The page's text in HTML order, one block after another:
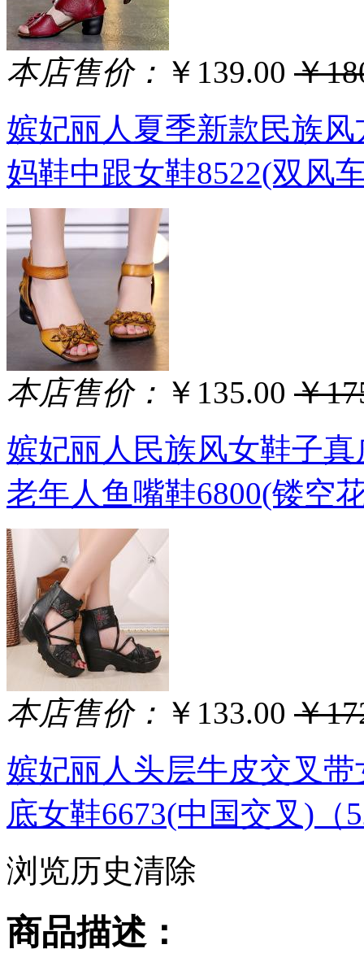
本店售价： ￥139.00 ￥
嫔妃丽人夏季新款民族
妈鞋中跟女鞋8522(双风
本店售价： ￥135.00 ￥
嫔妃丽人民族风女鞋子
老年人鱼嘴鞋6800(镂空
本店售价： ￥133.00 ￥
嫔妃丽人头层牛皮交叉
底女鞋6673(中国交叉)（
浏览历史清除
商品描述：